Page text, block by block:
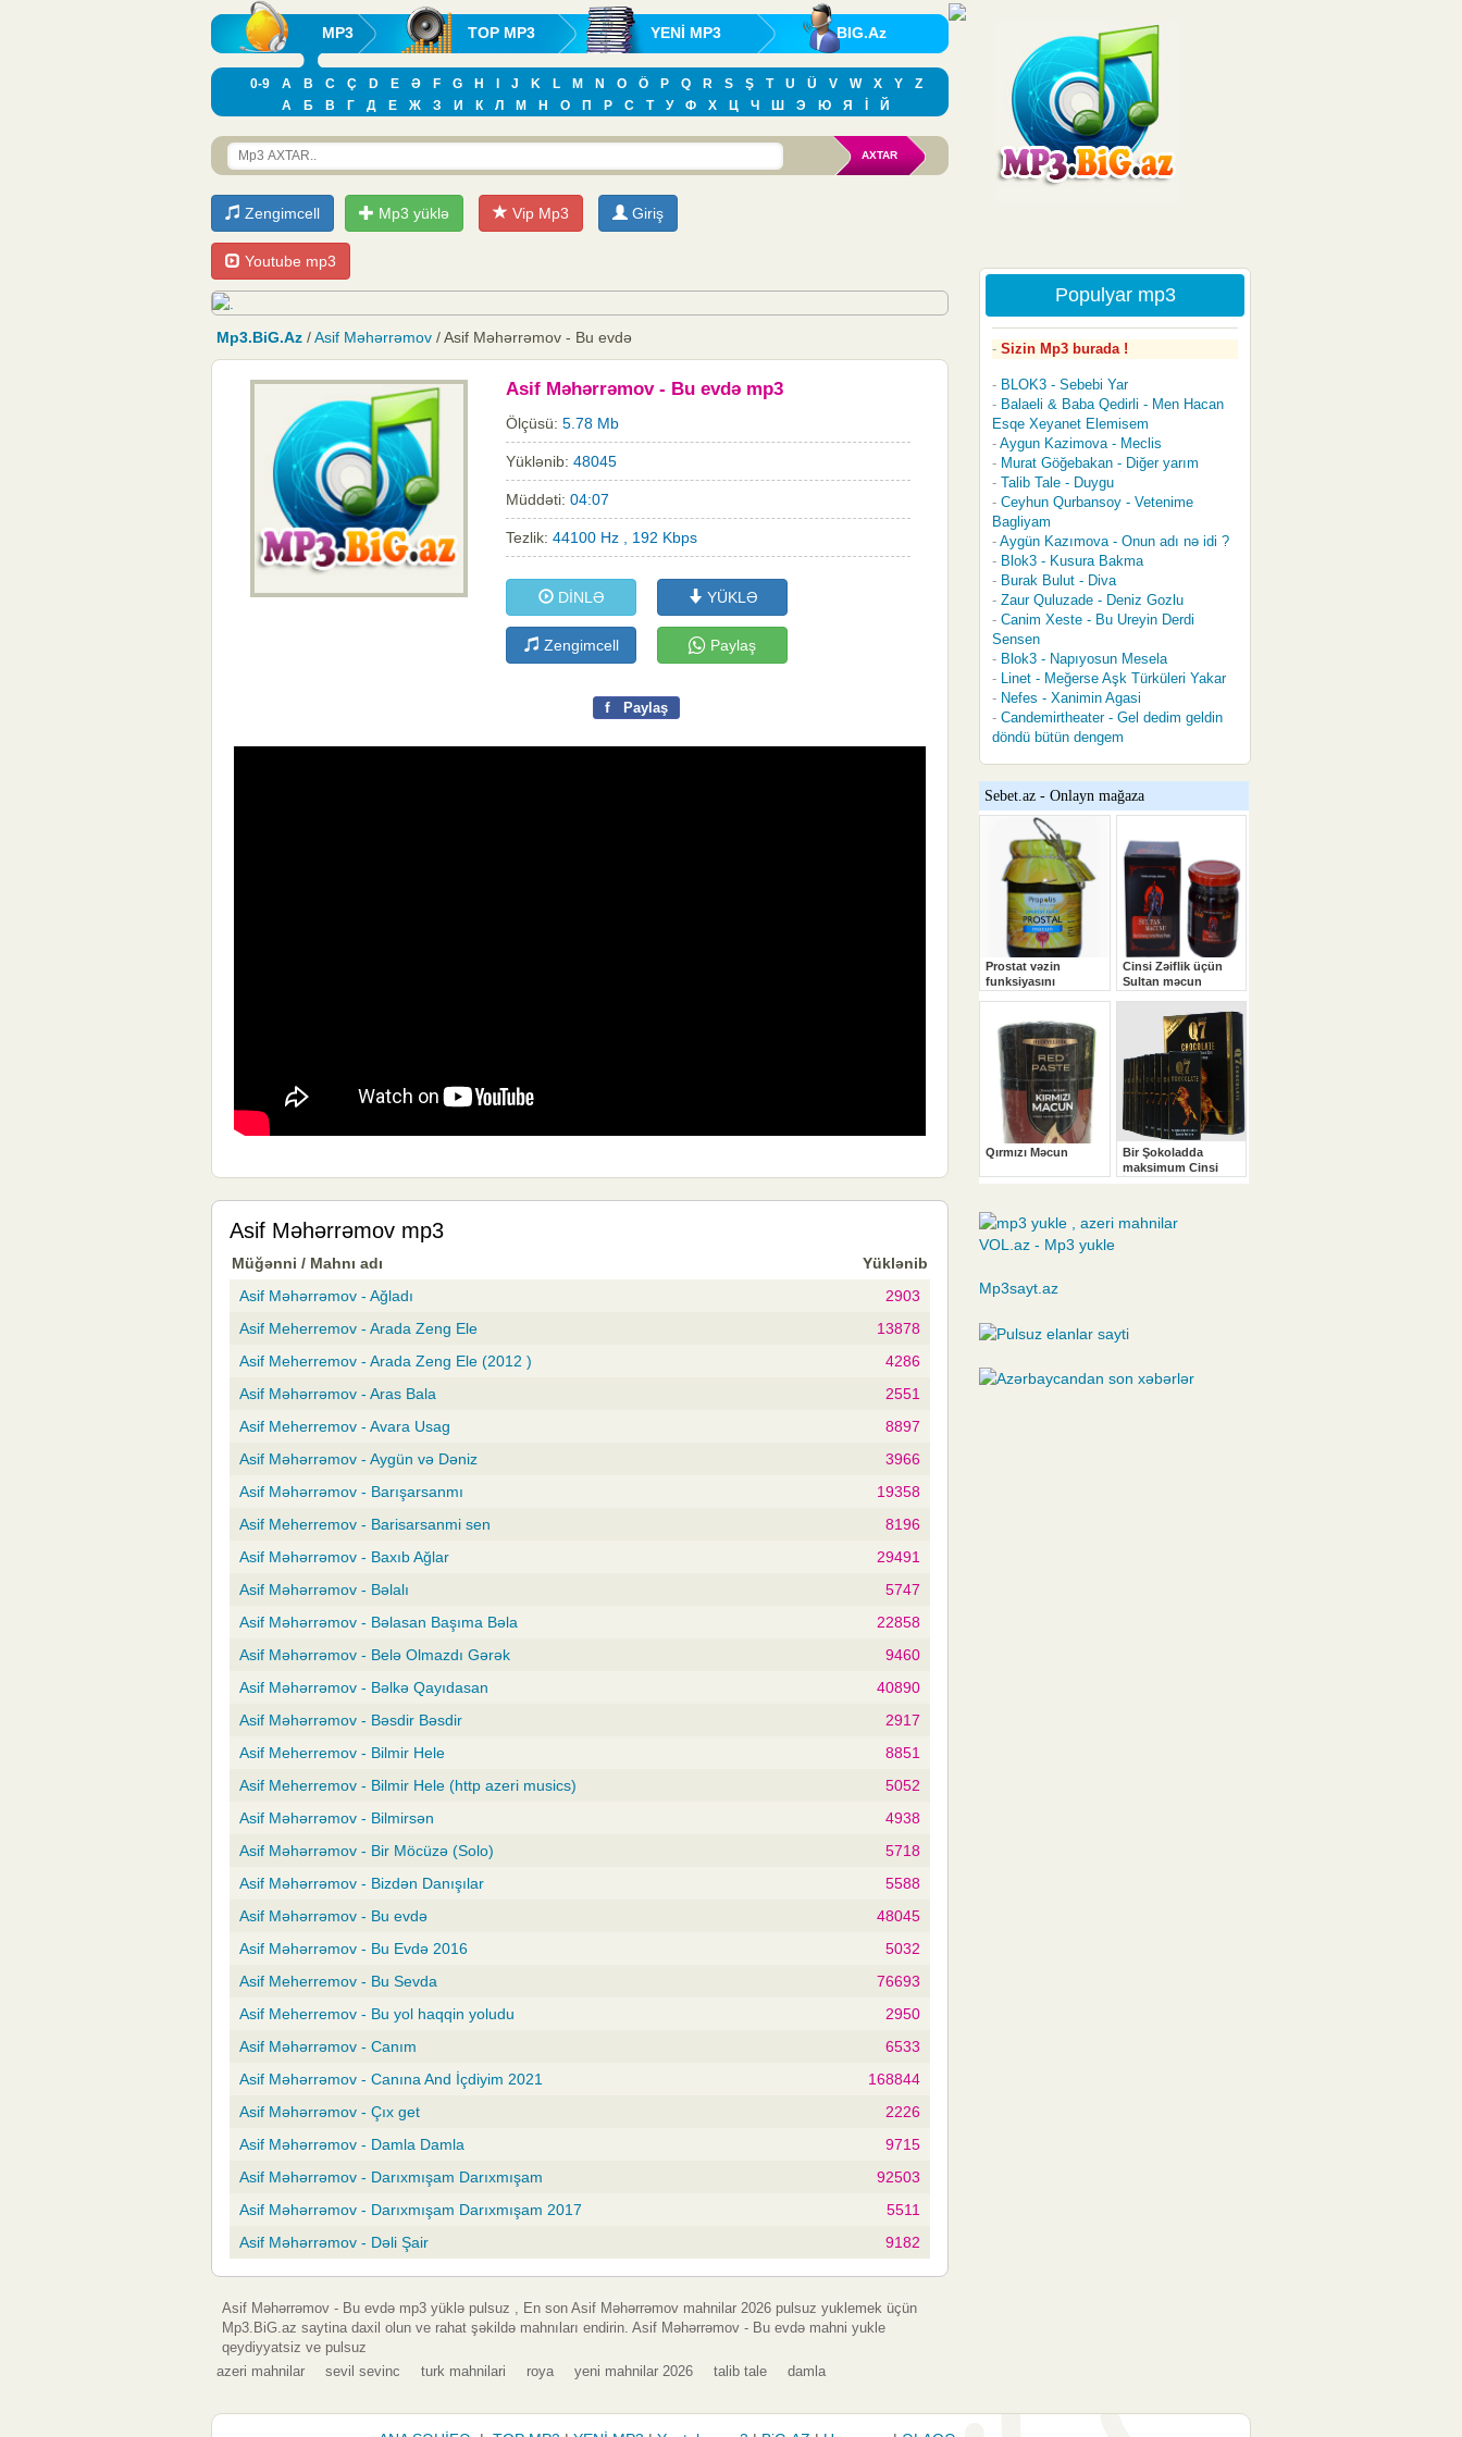
MP3 TOP MP3 YENİ MP3 BIG.Az
0-9 A B C Ç D E Ə F G H J K L M N O Ö P Q R S Ş T U Ü V W X Y
Z
А
Б В Г Д Е Ж З И К Л М Н О П Р С Т У Ф Х Ц Ч Ш Э Ю Я Й
Zengimcell Mp3 yüklə Vip Mp3 Giriş
Youtube mp3
Mp3.BiG.Az /Asif Məhərrəmov / Asif Məhərrəmov - Bu evdə
Asif Məhərrəmov - Bu evdə mp3
Ölçüsü:5.78 Mb
Yüklənib:48045
Müddəti:04:07
Tezlik:44100 Hz , 192 Kbps
DİNLƏ YÜKLƏ
Zengimcell Paylaş
f Paylaş
Asif Məhərrəmov mp3
Müğənni / Mahnı adı
Yüklənib
Asif Məhərrəmov - Ağladı
2903
Asif Meherremov - Arada Zeng Ele
13878
Asif Meherremov - Arada Zeng Ele (2012 )
4286
Asif Məhərrəmov - Aras Bala
2551
Asif Meherremov - Avara Usag
8897
Asif Məhərrəmov - Aygün və Dəniz
3966
Asif Məhərrəmov - Barışarsanmı
19358
Asif Meherremov - Barisarsanmi sen
8196
Asif Məhərrəmov - Baxıb Ağlar
29491
Asif Məhərrəmov - Bəlalı
5747
Asif Məhərrəmov - Bəlasan Başıma Bəla
22858
Asif Məhərrəmov - Belə Olmazdı Gərək
9460
Asif Məhərrəmov - Bəlkə Qayıdasan
40890
Asif Məhərrəmov - Bəsdir Bəsdir
2917
Asif Meherremov - Bilmir Hele
8851
Asif Meherremov - Bilmir Hele (http azeri musics)
5052
Asif Məhərrəmov - Bilmirsən
4938
Asif Məhərrəmov - Bir Möcüzə (Solo)
5718
Asif Məhərrəmov - Bizdən Danışılar
5588
Asif Məhərrəmov - Bu evdə
48045
Asif Məhərrəmov - Bu Evdə 2016
5032
Asif Meherremov - Bu Sevda
76693
Asif Meherremov - Bu yol haqqin yoludu
2950
Asif Məhərrəmov - Canım
6533
Asif Məhərrəmov - Canına And İçdiyim 2021
168844
Asif Məhərrəmov - Çıx get
2226
Asif Məhərrəmov - Damla Damla
9715
Asif Məhərrəmov - Darıxmışam Darıxmışam
92503
Asif Məhərrəmov - Darıxmışam Darıxmışam 2017
5511
Asif Məhərrəmov - Dəli Şair
9182
Asif Məhərrəmov - Bu evdə mp3 yüklə pulsuz , En son Asif Məhərrəmov mahnilar 2026 pulsuz yuklemek üçün
Mp3.BiG.az saytina daxil olun ve rahat şəkildə mahnıları endirin. Asif Məhərrəmov - Bu evdə mahni yukle
qeydiyyatsiz ve pulsuz
Populyar mp3
Sizin Mp3 burada !
BLOK3 - Sebebi Yar
Balaeli & Baba Qedirli - Men Hacan
Esqe Xeyanet Elemisem
Aygun Kazimova - Meclis
Murat Göğebakan - Diğer yarım
Talib Tale - Duygu
Ceyhun Qurbansoy - Vetenime
Bagliyam
Aygün Kazımova - Onun adı nə idi ?
Blok3 - Kusura Bakma
Burak Bulut - Diva
Zaur Quluzade - Deniz Gozlu
Canim Xeste - Bu Ureyin Derdi
Sensen
Blok3 - Napıyosun Mesela
Linet - Meğerse Aşk Türküleri Yakar
Nefes - Xanimin Agasi
Candemirtheater - Gel dedim geldin
döndü bütün dengem
VOL.az - Mp3 yukle
Mp3sayt.az
azeri mahnilar sevil sevinc turk mahnilari roya yeni mahnilar 2026 talib tale damla